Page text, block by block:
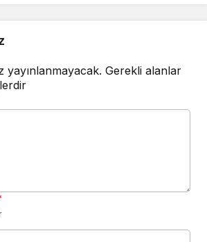
yayınlanmayacak. Gerekli alanlar